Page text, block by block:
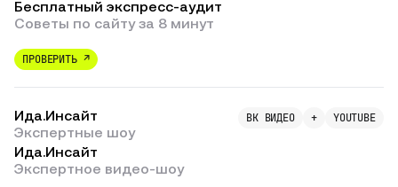
Бесплатный экспресс-аудит
Советы по сайту за 8 минут
ПРОВЕРИТЬ ↗
Ида.Инсайт
Экспертные шоу
ВК ВИДЕО + YOUTUBE
Ида.Инсайт
Экспертное видео-шоу